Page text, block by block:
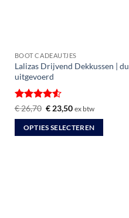
BOOT CADEAUTJES
Lalizas Drijvend Dekkussen |
uitgevoerd
Gewaardeerd
€26,70 Oorspronkelijke
prijs
was:
€ 26,70.
€ 23,50Huidige
is:
€ 23,50.
ex btw
OPTIES SELECTEREN